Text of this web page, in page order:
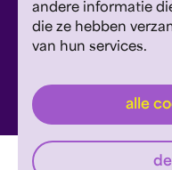
andere informatie
die ze hebben
van hun services.
alle
privacyverklaring
website door exitable